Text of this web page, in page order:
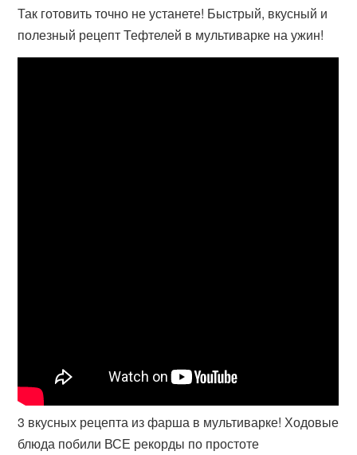
Так готовить точно не устанете! Быстрый, вкусный и
полезный рецепт Тефтелей в мультиварке на ужин!
3 вкусных рецепта из фарша в мультиварке! Ходовые
блюда побили ВСЕ рекорды по простоте